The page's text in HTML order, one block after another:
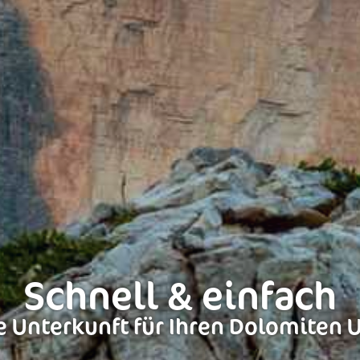
Schnell & einfach
Unterkunft für Ihren Dolomiten